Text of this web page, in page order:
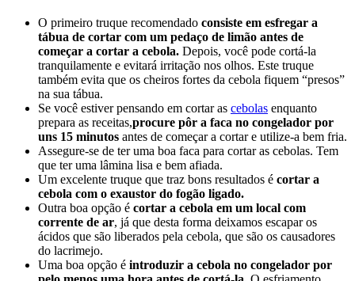
O primeiro truque recomendado consiste em esfregar a
tábua de cortar com um pedaço de limão antes de
começar a cortar a cebola. Depois, você pode cortá-la
tranquilamente e evitará irritação nos olhos. Este truque
também evita que os cheiros fortes da cebola fiquem “presos”
na sua tábua.
Se você estiver pensando em cortar as cebolas enquanto
prepara as receitas,procure pôr a faca no congelador por
uns 15 minutos antes de começar a cortar e utilize-a bem fria.
Assegure-se de ter uma boa faca para cortar as cebolas. Tem
que ter uma lâmina lisa e bem afiada.
Um excelente truque que traz bons resultados é cortar a
cebola com o exaustor do fogão ligado.
Outra boa opção é cortar a cebola em um local com
corrente de ar, já que desta forma deixamos escapar os
ácidos que são liberados pela cebola, que são os causadores
do lacrimejo.
Uma boa opção é introduzir a cebola no congelador por